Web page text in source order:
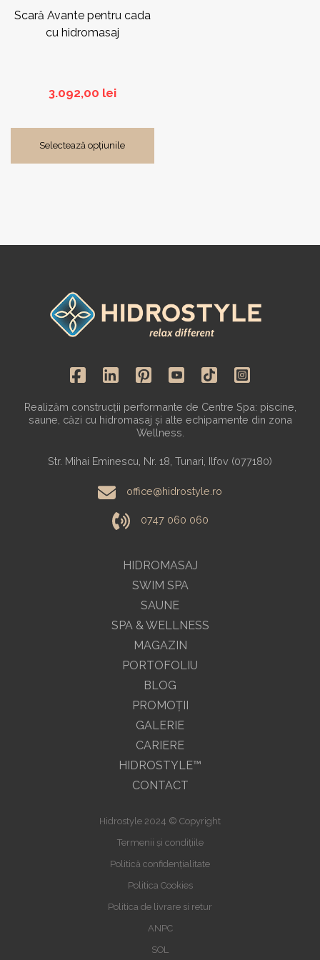
Scară Avante pentru cada
cu hidromasaj
3.092,00 lei
Selectează opțiunile
pagina
produsului.
HIDROMASAJ
SWIM SPA
SAUNE
SPA & WELLNESS
MAGAZIN
Realizăm construcții performante de Centre Spa: piscine,
saune, căzi cu hidromasaj și alte echipamente din zona
Wellness.
Str. Mihai Eminescu, Nr. 18, Tunari, Ilfov (077180)
office@hidrostyle.ro
0747 060 060
PORTOFOLIU
BLOG
PROMOŢII
GALERIE
CARIERE
HIDROSTYLE™
CONTACT
Hidrostyle 2024 © Copyright
Termenii și condițiile
Politică confidențialitate
Politica Cookies
Politica de livrare si retur
ANPC
SOL